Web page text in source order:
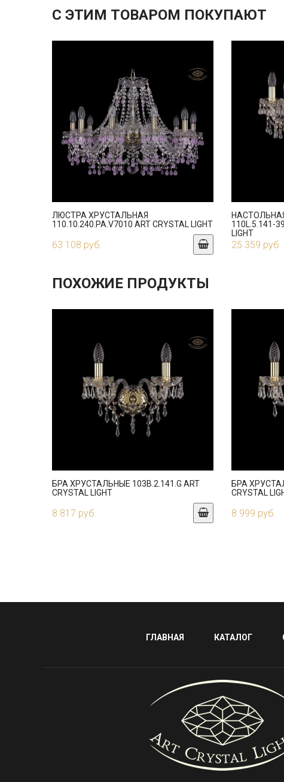
С ЭТИМ ТОВАРОМ ПОКУПАЮТ
ЛЮСТРА ХРУСТАЛЬНАЯ
110.10.240.PA.V7010 ART CRYSTAL LIGHT
63 108 руб.
110L.5.141-
LIGHT
25 359 руб.
ПОХОЖИЕ ПРОДУКТЫ
БРА ХРУСТАЛЬНЫЕ 103B.2.141.G ART
CRYSTAL LIGHT
8 817 руб.
БРА
CRYSTAL
8 999 руб.
ГЛАВНАЯ КАТАЛОГ